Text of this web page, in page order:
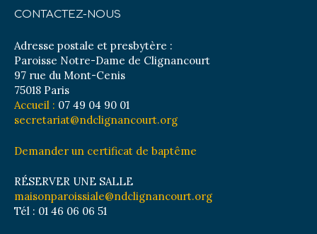
CONTACTEZ-NOUS
Adresse postale et presbytère :
Paroisse Notre-Dame de Clignancourt
97 rue du Mont-Cenis
75018 Paris
Accueil : 07 49 04 90 01
secretariat@ndclignancourt.org
Demander un certificat de baptême
RÉSERVER UNE SALLE
maisonparoissiale@ndclignancourt.org
Tél : 01 46 06 06 51